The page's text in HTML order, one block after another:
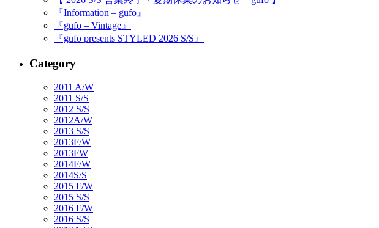
『Information – gufo』
『gufo – Vintage』
『gufo presents STYLED 2026 S/S』
Category
2011 A/W
2011 S/S
2012 S/S
2012A/W
2013 S/S
2013F/W
2013FW
2014F/W
2014S/S
2015 F/W
2015 S/S
2016 F/W
2016 S/S